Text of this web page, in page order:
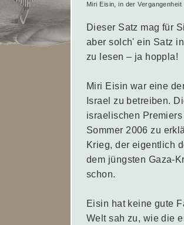
Miri Eisin, in der Vergangenheit
Dieser Satz mag für
aber solch' ein Satz
zu lesen – ja hoppla!
Miri Eisin war eine
Israel zu betreiben.
israelischen
Sommer 2006 zu
Krieg, der eigentlich
dem jüngsten Gaza-
schon.
Eisin hat keine gute
Welt sah zu, wie die